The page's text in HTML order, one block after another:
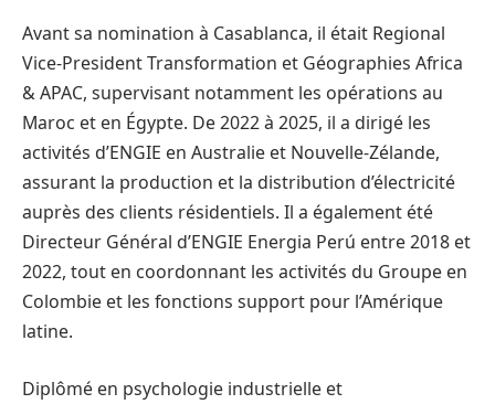
Avant sa nomination à Casablanca, il était Regional
Vice-President Transformation et Géographies Africa
& APAC, supervisant notamment les opérations au
Maroc et en Égypte. De 2022 à 2025, il a dirigé les
activités d’ENGIE en Australie et Nouvelle-Zélande,
assurant la production et la distribution d’électricité
auprès des clients résidentiels. Il a également été
Directeur Général d’ENGIE Energia Perú entre 2018 et
2022, tout en coordonnant les activités du Groupe en
Colombie et les fonctions support pour l’Amérique
latine.
Diplômé en psychologie industrielle et